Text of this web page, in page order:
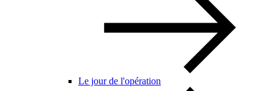
Le jour de l'opération